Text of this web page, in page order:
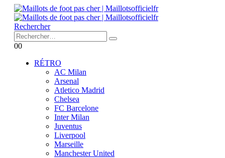
Rechercher
00
RÉTRO
AC Milan
Arsenal
Atletico Madrid
Chelsea
FC Barcelone
Inter Milan
Juventus
Liverpool
Marseille
Manchester United